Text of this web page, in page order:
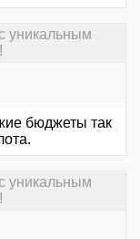
уникальным
бюджеты так
уникальным